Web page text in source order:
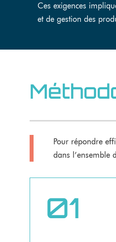
Ces exigences
et de gestion des
Pour répondre
dans l’ensemble
01